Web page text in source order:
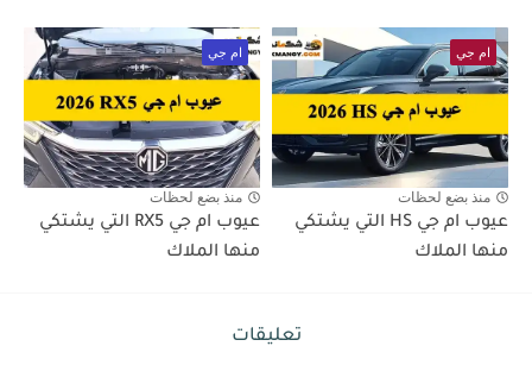
ام جي
منذ بضع لحظات
عيوب ام جي HS التي يشتكي
منها الملاك
ام جي
منذ بضع لحظات
عيوب ام جي RX5 التي يشتكي
منها الملاك
تعليقات